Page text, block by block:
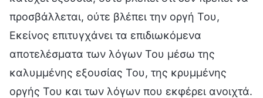
προσβάλλεται, ούτε βλέπει την οργή Του,
Εκείνος επιτυγχάνει τα επιδιωκόμενα
αποτελέσματα των λόγων Του μέσω της
καλυμμένης εξουσίας Του, της κρυμμένης
οργής Του και των λόγων που εκφέρει ανοιχτά.